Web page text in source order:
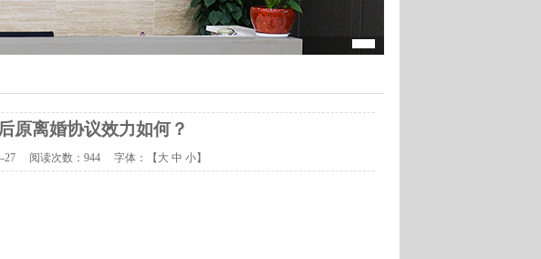
原离婚协议效力如何？
27阅读次数： 944 字体：【 大 中 小】